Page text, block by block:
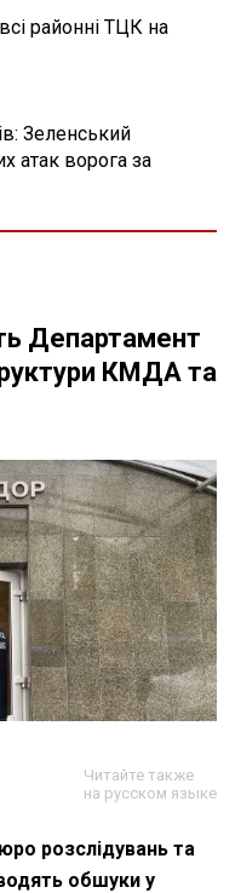
районні ТЦК на
Зеленський
атак ворога за
Департамент
КМДА та
Читайте также
на русском языке
розслідувань та
обшуки у